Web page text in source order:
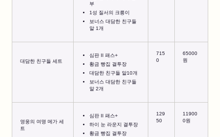
부
1성 질서의 크릉이
보너스 대담한 친구들
알 1개
대담한 친구들 세트
심판 II 패스+
황금 빵집 결투장
대담한 친구들 알10개
보너스 대담한 친구들
알 2개
715
0
65000
원
영웅의 여명 메가 세
트
심판 II 패스+
하이 눈 라운지 결투장
황금 빵집 결투장
129
50
11900
0원